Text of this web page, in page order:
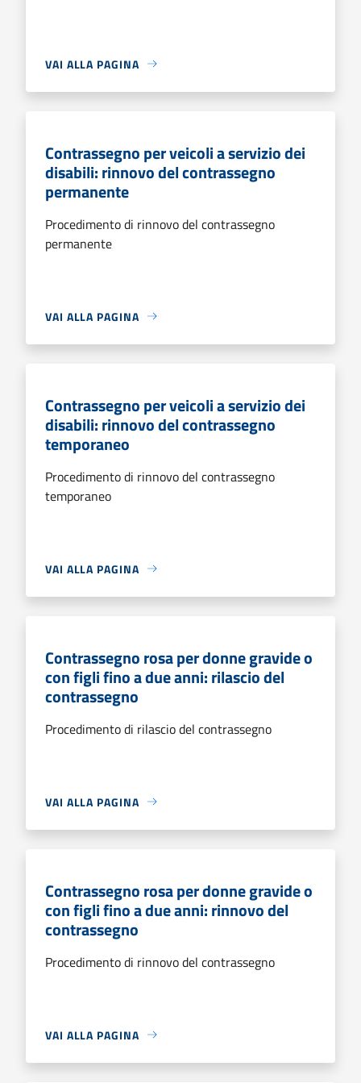
VAI ALLA PAGINA
Contrassegno per veicoli a servizio dei
disabili: rinnovo del contrassegno
permanente
Procedimento di rinnovo del contrassegno
permanente
VAI ALLA PAGINA
Contrassegno per veicoli a servizio dei
disabili: rinnovo del contrassegno
temporaneo
Procedimento di rinnovo del contrassegno
temporaneo
VAI ALLA PAGINA
Contrassegno rosa per donne gravide o
con figli fino a due anni: rilascio del
contrassegno
Procedimento di rilascio del contrassegno
VAI ALLA PAGINA
Contrassegno rosa per donne gravide o
con figli fino a due anni: rinnovo del
contrassegno
Procedimento di rinnovo del contrassegno
VAI ALLA PAGINA